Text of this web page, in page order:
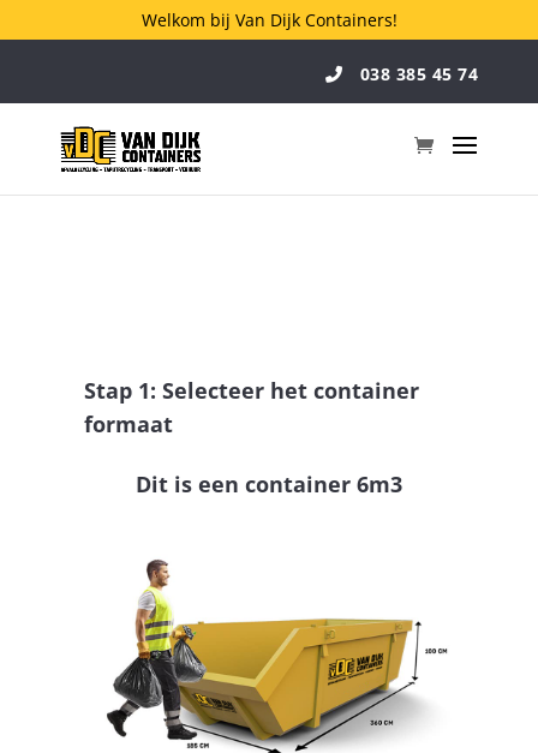
038 385 45 74
Welkom bij Van Dijk Containers!
Stap 1: Selecteer het container
formaat
Dit is een container 6m3